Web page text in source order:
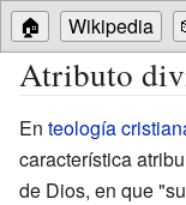
🏠 Wikipedia
Atributo
En teología
característica
de Dios, en que